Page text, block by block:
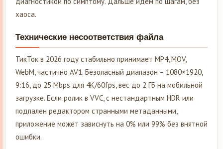
хаоса.
Технические несоответствия файла
ТикТок в 2026 году стабильно принимает MP4, MOV,
WebM, частично AV1. Безопасный диапазон – 1080×1920,
9:16, до 25 Mbps для 4K/60fps, вес до 2 ГБ на мобильной
загрузке. Если ролик в VVC, с нестандартным HDR или
подпален редактором странными метаданными,
приложение может зависнуть на 0% или 99% без внятной
ошибки.